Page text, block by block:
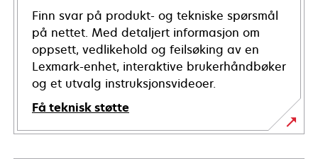
Finn svar på produkt- og tekniske spørsmål
på nettet. Med detaljert informasjon om
oppsett, vedlikehold og feilsøking av en
Lexmark-enhet, interaktive brukerhåndbøker
og et utvalg instruksjonsvideoer.
Få teknisk støtte
opens
in